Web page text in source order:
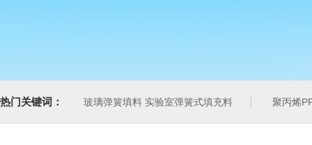
热门关键词： 玻璃弹簧填料 实验室弹簧式填充料 聚丙烯